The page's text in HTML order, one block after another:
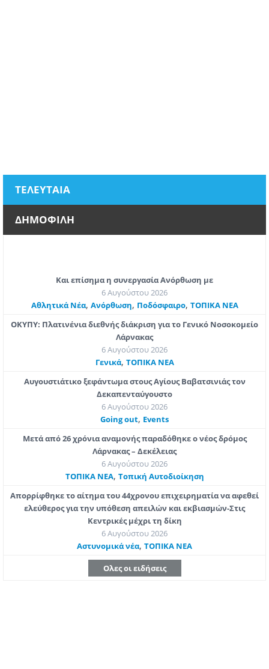
ΤΕΛΕΥΤΑΙΑ
ΔΗΜΟΦΙΛΗ
Και επίσημα η συνεργασία Ανόρθωση με
6 Αυγούστου 2026
Αθλητικά Νέα, Ανόρθωση, Ποδόσφαιρο, ΤΟΠΙΚΑ ΝΕΑ
ΟΚΥΠΥ: Πλατινένια διεθνής διάκριση για το Γενικό Νοσοκομείο
Λάρνακας
6 Αυγούστου 2026
Γενικά, ΤΟΠΙΚΑ ΝΕΑ
Αυγουστιάτικο ξεφάντωμα στους Αγίους Βαβατσινιάς τον
Δεκαπενταύγουστο
6 Αυγούστου 2026
Going out, Εvents
Μετά από 26 χρόνια αναμονής παραδόθηκε ο νέος δρόμος
Λάρνακας – Δεκέλειας
6 Αυγούστου 2026
ΤΟΠΙΚΑ ΝΕΑ, Τοπική Αυτοδιοίκηση
Απορρίφθηκε το αίτημα του 44χρονου επιχειρηματία να αφεθεί
ελεύθερος για την υπόθεση απειλών και εκβιασμών-Στις
Κεντρικές μέχρι τη δίκη
6 Αυγούστου 2026
Aστυνομικά νέα, ΤΟΠΙΚΑ ΝΕΑ
Ολες οι ειδήσεις